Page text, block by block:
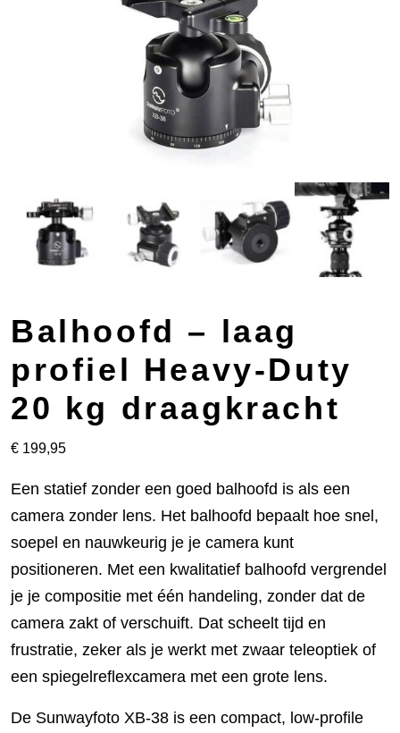
Balhoofd – laag
profiel Heavy-Duty
20 kg draagkracht
€ 199,95
Een statief zonder een goed balhoofd is als een
camera zonder lens. Het balhoofd bepaalt hoe snel,
soepel en nauwkeurig je je camera kunt
positioneren. Met een kwalitatief balhoofd vergrendel
je je compositie met één handeling, zonder dat de
camera zakt of verschuift. Dat scheelt tijd en
frustratie, zeker als je werkt met zwaar teleoptiek of
een spiegelreflexcamera met een grote lens.
De Sunwayfoto XB-38 is een compact, low-profile